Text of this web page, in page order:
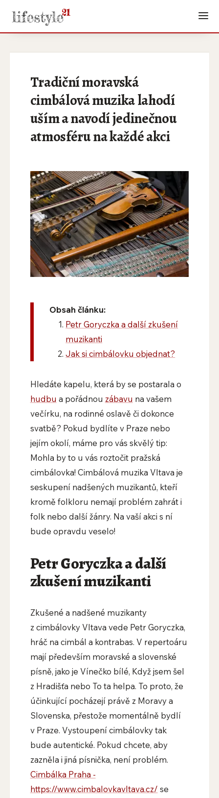
Tradiční moravská
cimbálová muzika lahodí
uším a navodí jedinečnou
atmosféru na každé akci
Obsah článku:
Petr Goryczka a další zkušení
muzikanti
Jak si cimbálovku objednat?
Hledáte kapelu, která by se postarala o
hudbu a pořádnou zábavu na vašem
večírku, na rodinné oslavě či dokonce
svatbě? Pokud bydlíte v Praze nebo
jejím okolí, máme pro vás skvělý tip:
Mohla by to u vás roztočit pražská
cimbálovka! Cimbálová muzika Vltava je
seskupení nadšených muzikantů, kteří
kromě folkloru nemají problém zahrát i
folk nebo další žánry. Na vaší akci s ní
bude opravdu veselo!
Petr Goryczka a další
zkušení muzikanti
Zkušené a nadšené muzikanty
z cimbálovky Vltava vede Petr Goryczka,
hráč na cimbál a kontrabas. V repertoáru
mají především moravské a slovenské
písně, jako je Vínečko bílé, Když jsem šel
z Hradišťa nebo To ta helpa. To proto, že
účinkující pocházejí právě z Moravy a
Slovenska, přestože momentálně bydlí
v Praze. Vystoupení cimbálovky tak
bude autentické. Pokud chcete, aby
zazněla i jiná písnička, není problém.
Cimbálka Praha -
https://www.cimbalovkavltava.cz/ se